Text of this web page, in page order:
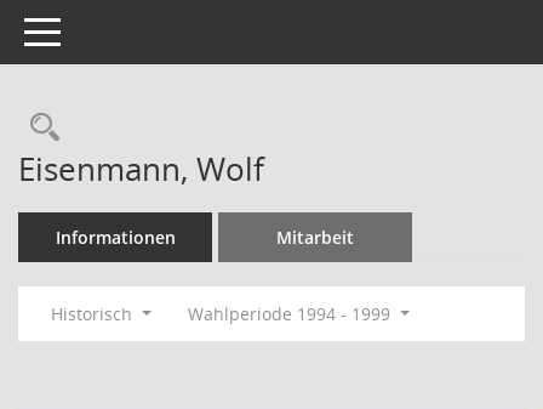
Toggle navigation
Rechercheauswahl
Eisenmann, Wolf
Informationen Mitarbeit
Historisch Wahlperiode 1994 - 1999